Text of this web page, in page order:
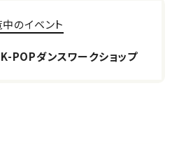
のイベント
POPダンスワークショップ